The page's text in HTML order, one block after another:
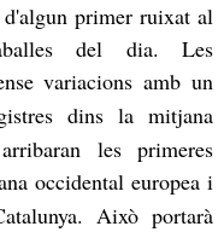
primer ruixat al
del dia. Les
variacions amb un
dins la mitjana
les primeres
occidental europea i
Això portarà